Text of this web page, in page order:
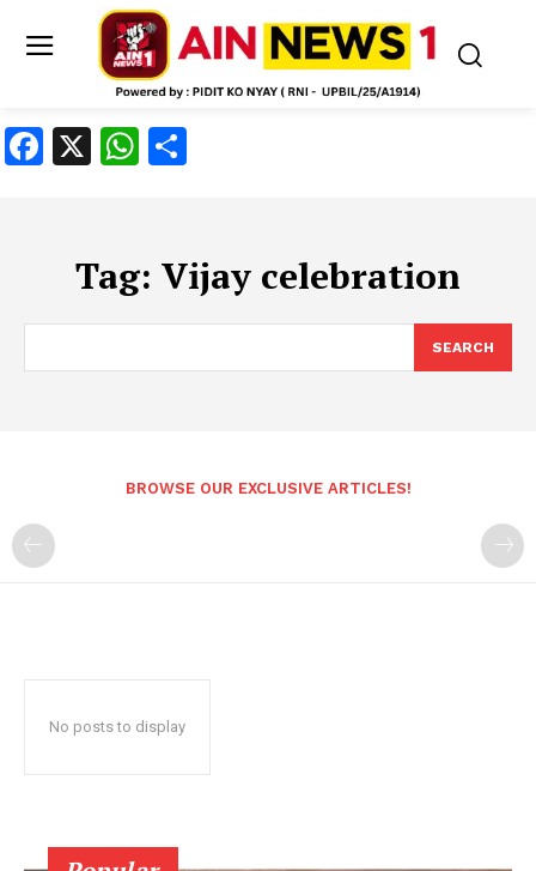
Facebook
X WhatsApp
Tag: Vijay celebration
SEARCH
BROWSE OUR EXCLUSIVE ARTICLES!
No posts to display